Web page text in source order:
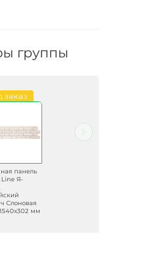
группы
заказ
панель
Line Я-
Слоновая
мм